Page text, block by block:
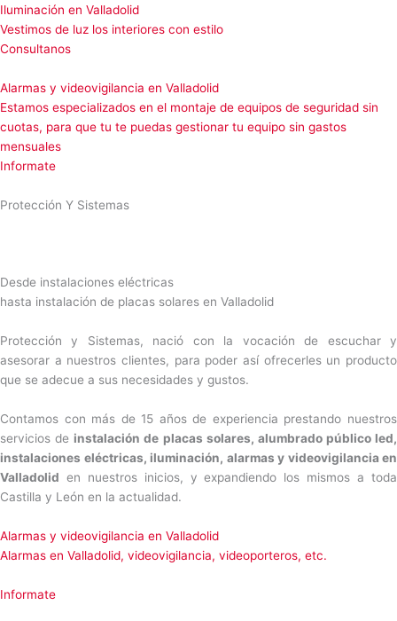
Iluminación en Valladolid
Vestimos de luz los interiores con estilo
Consultanos
Alarmas y videovigilancia en Valladolid
Estamos especializados en el montaje de equipos de seguridad sin
cuotas, para que tu te puedas gestionar tu equipo sin gastos
mensuales
Informate
Protección Y Sistemas
Desde instalaciones eléctricas
hasta instalación de placas solares en Valladolid
Protección y Sistemas, nació con la vocación de escuchar y
asesorar a nuestros clientes, para poder así ofrecerles un producto
que se adecue a sus necesidades y gustos.
Contamos con más de 15 años de experiencia prestando nuestros
servicios de instalación de placas solares, alumbrado público led,
instalaciones eléctricas, iluminación, alarmas y videovigilancia en
Valladolid en nuestros inicios, y expandiendo los mismos a toda
Castilla y León en la actualidad.
Alarmas y videovigilancia en Valladolid
Alarmas en Valladolid, videovigilancia, videoporteros, etc.
Informate